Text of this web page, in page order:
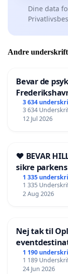
Dine data
Andre
Bevar de
3 634
3 634
12 Jul 2026
❤️ BEVAR
sikre
1 335
1 335
2 Aug 2026
Nej tak til
lokalområde
1 190
1 189
24 Jun 2026